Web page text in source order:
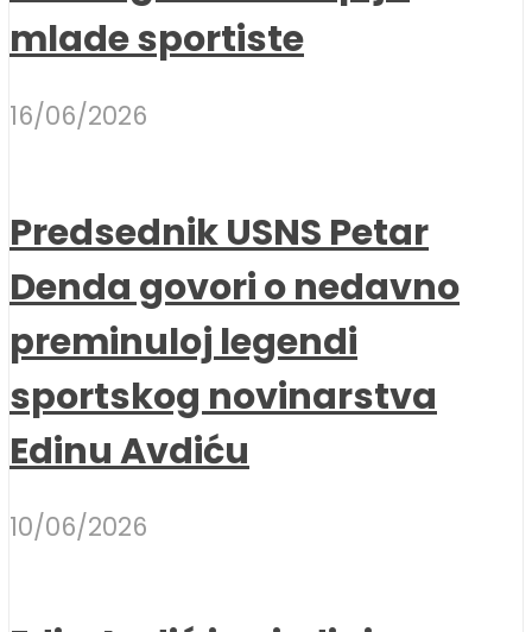
mlade sportiste
16/06/2026
Predsednik USNS Petar
Denda govori o nedavno
preminuloj legendi
sportskog novinarstva
Edinu Avdiću
10/06/2026